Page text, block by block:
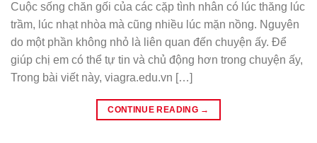
Cuộc sống chăn gối của các cặp tình nhân có lúc thăng lúc
trầm, lúc nhạt nhòa mà cũng nhiều lúc mặn nồng. Nguyên
do một phần không nhỏ là liên quan đến chuyện ấy. Để
giúp chị em có thể tự tin và chủ động hơn trong chuyện ấy,
Trong bài viết này, viagra.edu.vn […]
CONTINUE READING →